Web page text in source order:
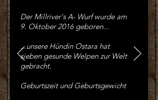
Der Millriver's A- Wurf wurde am
9. Oktober 2016 geboren...
...unsere Hündin Ostara hat
sieben gesunde Welpen zur Welt
gebracht.
Geburtszeit und Geburtsgewicht